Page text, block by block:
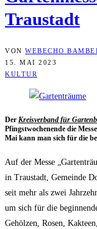
Traustadt
VON WEBECHO
15. MAI 2023
KULTUR
Der Kreis­ver­band für
Pfingst­wo­chen­en­de die
Mai kann man sich für die
Auf der Mes­se
in Trau­stadt, Gemein­de
seit mehr als zwei
um sich für die
Gehöl­zen, Rosen,